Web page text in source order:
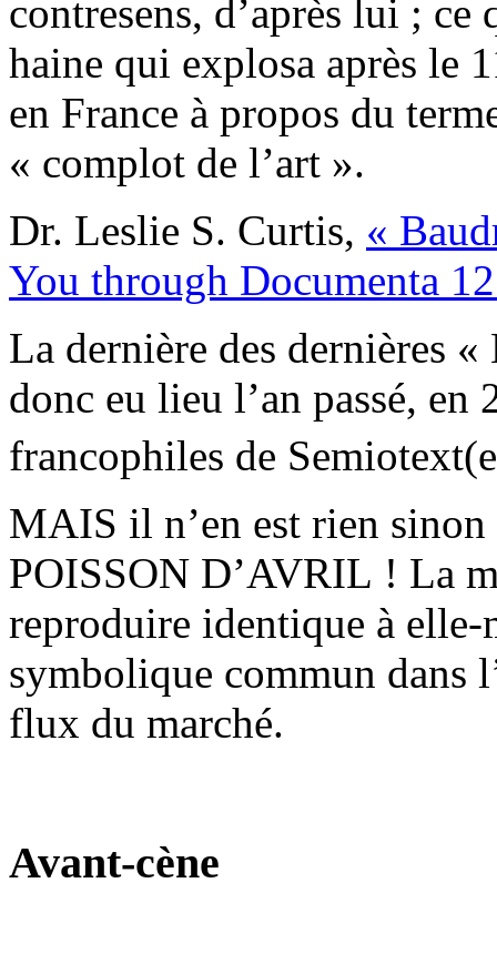
contresens, d’après lui ;
haine qui explosa après le
en France à propos du
« complot de l’art ».
Dr. Leslie S. Curtis, «
You through Documenta
La dernière des dernières
donc eu lieu l’an passé, en
francophiles de
MAIS il n’en est rien
POISSON D’AVRIL ! La
reproduire identique à elle-
symbolique commun dans
flux du marché.
Avant-cène